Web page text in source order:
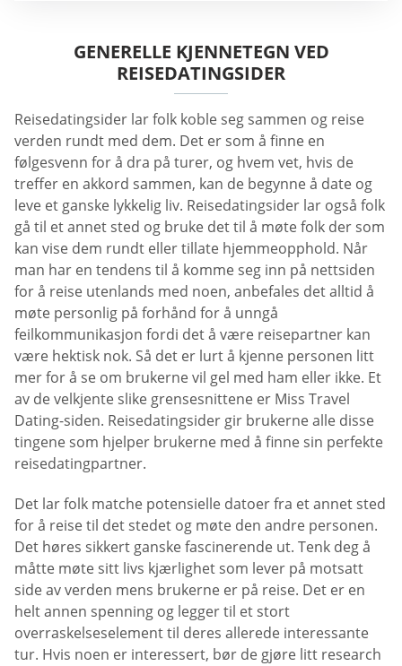
GENERELLE KJENNETEGN VED
REISEDATINGSIDER
Reisedatingsider lar folk koble seg sammen og reise
verden rundt med dem. Det er som å finne en
følgesvenn for å dra på turer, og hvem vet, hvis de
treffer en akkord sammen, kan de begynne å date og
leve et ganske lykkelig liv. Reisedatingsider lar også folk
gå til et annet sted og bruke det til å møte folk der som
kan vise dem rundt eller tillate hjemmeopphold. Når
man har en tendens til å komme seg inn på nettsiden
for å reise utenlands med noen, anbefales det alltid å
møte personlig på forhånd for å unngå
feilkommunikasjon fordi det å være reisepartner kan
være hektisk nok. Så det er lurt å kjenne personen litt
mer for å se om brukerne vil gel med ham eller ikke. Et
av de velkjente slike grensesnittene er Miss Travel
Dating-siden. Reisedatingsider gir brukerne alle disse
tingene som hjelper brukerne med å finne sin perfekte
reisedatingpartner.
Det lar folk matche potensielle datoer fra et annet sted
for å reise til det stedet og møte den andre personen.
Det høres sikkert ganske fascinerende ut. Tenk deg å
måtte møte sitt livs kjærlighet som lever på motsatt
side av verden mens brukerne er på reise. Det er en
helt annen spenning og legger til et stort
overraskelseselement til deres allerede interessante
tur. Hvis noen er interessert, bør de gjøre litt research